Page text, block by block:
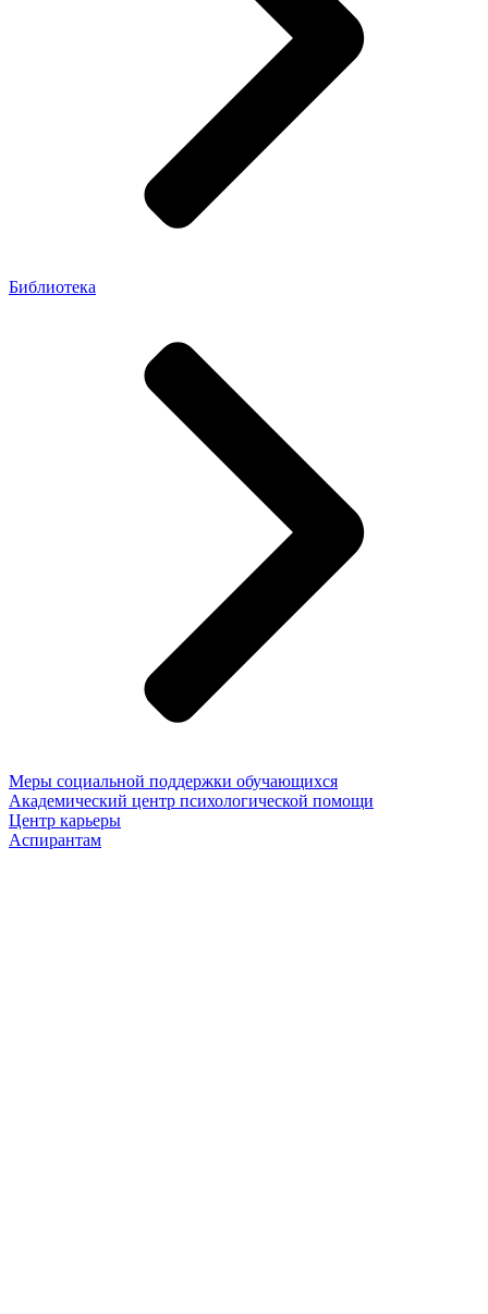
Библиотека
Меры социальной поддержки обучающихся
Академический центр психологической помощи
Центр карьеры
Аспирантам